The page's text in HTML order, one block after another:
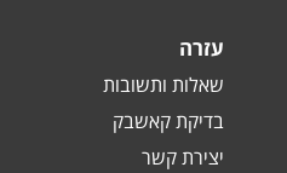
עזרה
שאלות ותשובות
בדיקת קאשבק
יצירת קשר